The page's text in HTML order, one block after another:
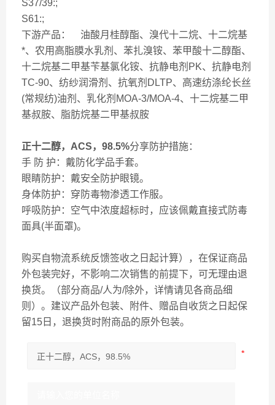
S37/39:;
S61:;
下游产品： 油酸月桂醇酯、溴代十二烷、十二烷基
*、农用高脂膜水乳剂、苯扎溴铵、苯甲酸十二醇酯、
十二烷基二甲基苄基氯化铵、抗静电剂PK、抗静电剂
TC-90、纺纱润滑剂、抗氧剂DLTP、高速纺涤纶长丝
(常规纺)油剂、乳化剂MOA-3/MOA-4、十二烷基二甲
基叔胺、脂肪烷基二甲基叔胺
正十二醇，ACS，98.5%分享防护措施：
手 防 护：戴防化学品手套。
眼睛防护：戴安全防护眼镜。
身体防护：穿防毒物渗透工作服。
呼吸防护：空气中浓度超标时，应该佩戴直接式防毒
面具(半面罩)。
购买自物流系统反馈签收之日起计算），在保证商品
外包装完好，不影响二次销售的前提下，可无理由退
换货。（部分商品/人为/除外，详情请见各商品细
则）。建议产品外包装、附件、赠品自收货之日起保
留15日，退换货时附商品的原外包装。